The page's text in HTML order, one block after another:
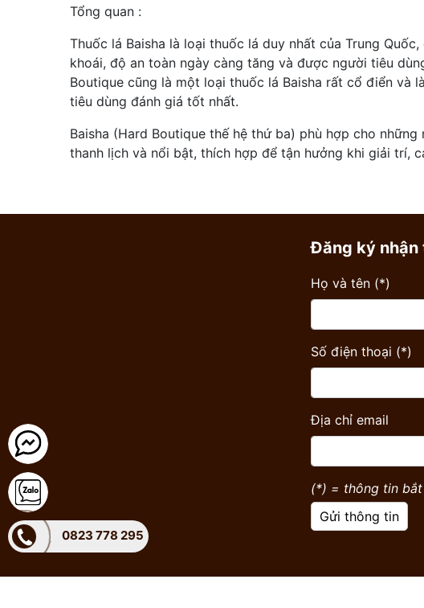
Tổng quan :
Thuốc lá Baisha là loại thuốc lá duy nhất của Trung
khoái, độ an toàn ngày càng tăng và được người tiêu
Boutique cũng là một loại thuốc lá Baisha rất cổ điển và
tiêu dùng đánh giá tốt nhất.
Baisha (Hard Boutique thế hệ thứ ba) phù hợp cho
thanh lịch và nổi bật, thích hợp để tận hưởng khi giải trí,
Đăng ký nhận
Họ và tên (*)
Số điện thoại (*)
Địa chỉ email
(*) = thông tin
Gửi thông tin
0823 778 295